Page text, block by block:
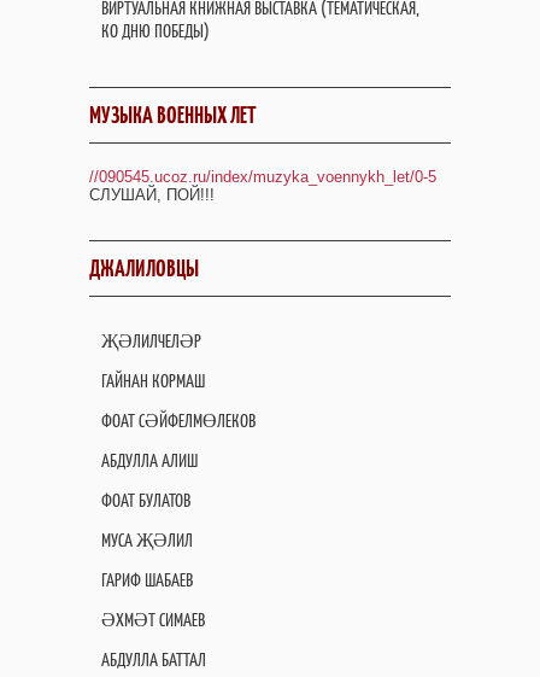
ВИРТУАЛЬНАЯ КНИЖНАЯ ВЫСТАВКА (ТЕМАТИЧЕСКАЯ,
КО ДНЮ ПОБЕДЫ)
МУЗЫКА ВОЕННЫХ ЛЕТ
//090545.ucoz.ru/index/muzyka_voennykh_let/0-5
СЛУШАЙ, ПОЙ!!!
ДЖАЛИЛОВЦЫ
ҖӘЛИЛЧЕЛӘР
ГАЙНАН КОРМАШ
ФОАТ СӘЙФЕЛМӨЛЕКОВ
АБДУЛЛА АЛИШ
ФОАТ БУЛАТОВ
МУСА ҖӘЛИЛ
ГАРИФ ШАБАЕВ
ӘХМӘТ СИМАЕВ
АБДУЛЛА БАТТАЛ